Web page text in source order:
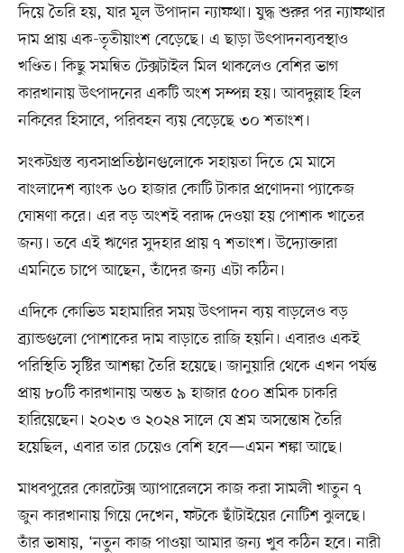
দিয়ে তৈরি হয়, যার মূল উপাদান ন্যাফথা। যুদ্ধ শুরুর পর ন্যাফথার
দাম প্রায় এক-তৃতীয়াংশ বেড়েছে। এ ছাড়া উৎপাদনব্যবস্থাও
খণ্ডিত। কিছু সমন্বিত টেক্সটাইল মিল থাকলেও বেশির ভাগ
কারখানায় উৎপাদনের একটি অংশ সম্পন্ন হয়। আবদুল্লাহ হিল
নকিবের হিসাবে, পরিবহন ব্যয় বেড়েছে ৩০ শতাংশ।
সংকটগ্রস্ত ব্যবসাপ্রতিষ্ঠানগুলোকে সহায়তা দিতে মে মাসে
বাংলাদেশ ব্যাংক ৬০ হাজার কোটি টাকার প্রণোদনা প্যাকেজ
ঘোষণা করে। এর বড় অংশই বরাদ্দ দেওয়া হয় পোশাক খাতের
জন্য। তবে এই ঋণের সুদহার প্রায় ৭ শতাংশ। উদ্যোক্তারা
এমনিতে চাপে আছেন, তাঁদের জন্য এটা কঠিন।
এদিকে কোভিড মহামারির সময় উৎপাদন ব্যয় বাড়লেও বড়
ব্র্যান্ডগুলো পোশাকের দাম বাড়াতে রাজি হয়নি। এবারও একই
পরিস্থিতি সৃষ্টির আশঙ্কা তৈরি হয়েছে। জানুয়ারি থেকে এখন পর্যন্ত
প্রায় ৮০টি কারখানায় অন্তত ৯ হাজার ৫০০ শ্রমিক চাকরি
হারিয়েছেন। ২০২৩ ও ২০২৪ সালে যে শ্রম অসন্তোষ তৈরি
হয়েছিল, এবার তার চেয়েও বেশি হবে—এমন শঙ্কা আছে।
মাধবপুরের কোরটেক্স অ্যাপারেলসে কাজ করা সামলী খাতুন ৭
জুন কারখানায় গিয়ে দেখেন, ফটকে ছাঁটাইয়ের নোটিশ ঝুলছে।
তাঁর ভাষায়, ‘নতুন কাজ পাওয়া আমার জন্য খুব কঠিন হবে। নারী